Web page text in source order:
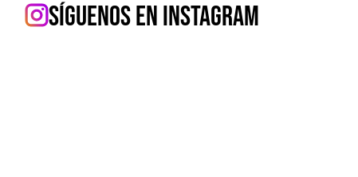
Síguenos en Instagram